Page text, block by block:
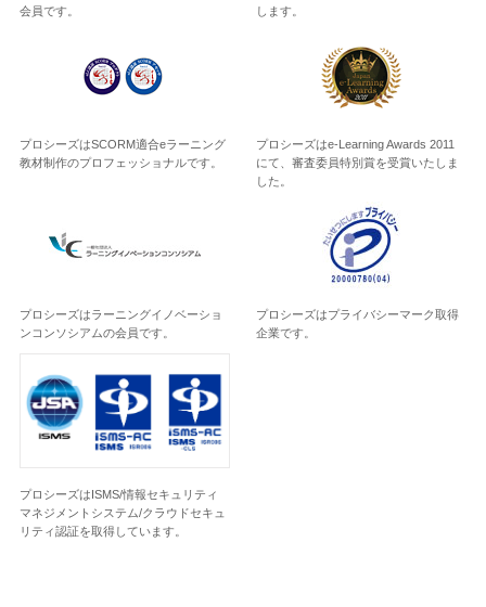
会員です。
します。
プロシーズはSCORM適合eラーニング
教材制作のプロフェッショナルです。
プロシーズはe-Learning Awards 2011
にて、審査委員特別賞を受賞いたしま
した。
プロシーズはラーニングイノベーショ
ンコンソシアムの会員です。
プロシーズはプライバシーマーク取得
企業です。
プロシーズはISMS/情報セキュリティ
マネジメントシステム/クラウドセキュ
リティ認証を取得しています。